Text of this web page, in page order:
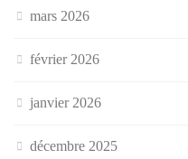
mars 2026
février 2026
janvier 2026
décembre 2025